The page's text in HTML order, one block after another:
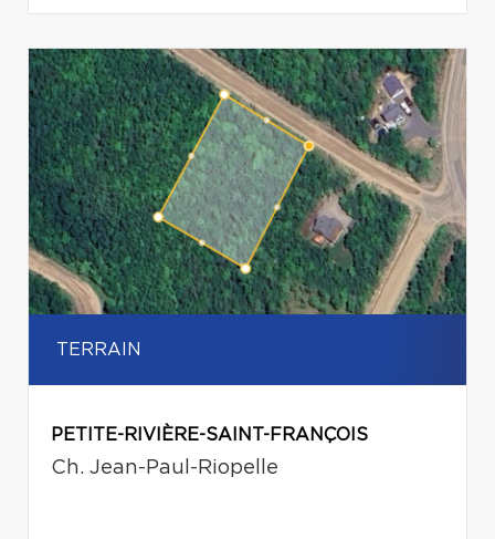
TERRAIN
PETITE-RIVIÈRE-SAINT-FRANÇOIS
Ch. Jean-Paul-Riopelle